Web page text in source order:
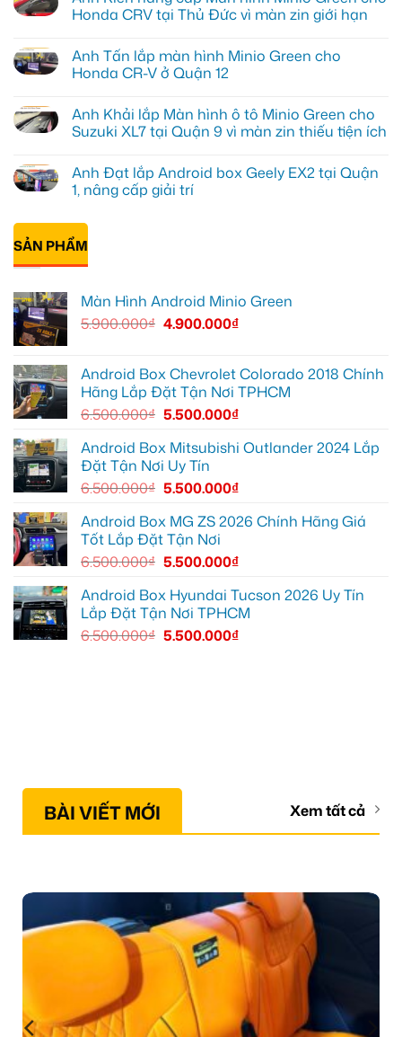
luận
ở
Anh
lắp
cam
70mai
cho
VF5
chính
hãng
Honda CRV tại Thủ Đức vì màn zin giới hạn
bình
luận
ở
nâng
cấp
Màn
Green
cho
Honda
Thủ
Đức
vì
màn
hạn
Anh Tấn lắp màn hình Minio Green cho
Honda CR-V ở Quận 12
bình
luận
ở
lắp
màn
hình
cho
Honda
CR-
V
Anh Khải lắp Màn hình ô tô Minio Green cho
Suzuki XL7 tại Quận 9 vì màn zin thiếu tiện ích
bình
luận
ở
Màn
hình
ô
Green
Suzuki
màn
zin
thiếu
ích
Anh Đạt lắp Android box Geely EX2 tại Quận
1, nâng cấp giải trí
có
luận
ở
Anh
Android
Geely
nâng
cấp
giải
SẢN PHẨM
Màn Hình Android Minio Green
5.900.000₫ 4.900.000₫
Android Box Chevrolet Colorado 2018 Chính
Hãng Lắp Đặt Tận Nơi TPHCM
6.500.000₫ 5.500.000₫
Android Box Mitsubishi Outlander 2024 Lắp
Đặt Tận Nơi Uy Tín
6.500.000₫ 5.500.000₫
Android Box MG ZS 2026 Chính Hãng Giá
Tốt Lắp Đặt Tận Nơi
6.500.000₫ 5.500.000₫
Android Box Hyundai Tucson 2026 Uy Tín
Lắp Đặt Tận Nơi TPHCM
6.500.000₫ 5.500.000₫
BÀI VIẾT MỚI Xem tất cả